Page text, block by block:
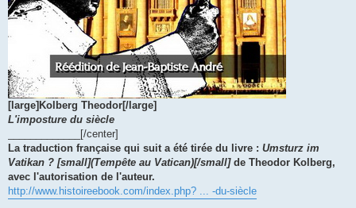
[large]Kolberg Theodor[/large]
L'imposture du siècle
_____________[/center]
La traduction française qui suit a été tirée du livre : Umsturz im
Vatikan ? [small](Tempête au Vatican)[/small]de Theodor Kolberg,
avec l'autorisation de l'auteur.
http://www.histoireebook.com/index.php? ... -du-siècle